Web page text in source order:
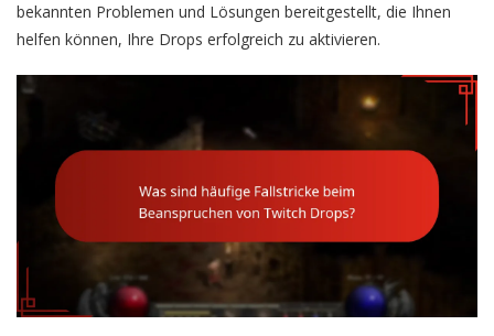
bekannten Problemen und Lösungen bereitgestellt, die Ihnen
helfen können, Ihre Drops erfolgreich zu aktivieren.